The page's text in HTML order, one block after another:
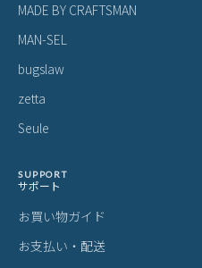
MADE BY CRAFTSMAN
MAN-SEL
bugslaw
zetta
Seule
SUPPORT
サポート
お買い物ガイド
お支払い・配送